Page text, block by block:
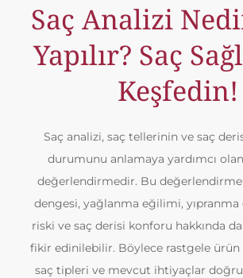
Saç Analizi
Yapılır? Saç
Keşfedin!
Saç analizi, saç tellerinin ve saç
durumunu anlamaya yardımcı
değerlendirmedir. Bu değerlendirme
dengesi, yağlanma eğilimi, yıpranma
riski ve saç derisi konforu hakkında
fikir edinilebilir. Böylece rastgele ürün
saç tipleri ve mevcut ihtiyaçlar